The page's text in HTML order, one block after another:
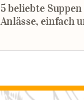
5 beliebte
Anlässe, einfach